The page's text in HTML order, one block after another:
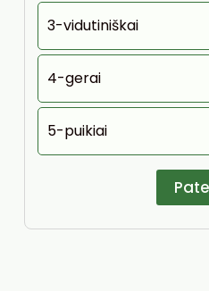
3-vidutiniškai
4-gerai
5-puikiai